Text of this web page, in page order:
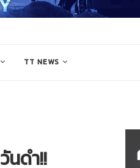
TT NEWS
ดำ!!